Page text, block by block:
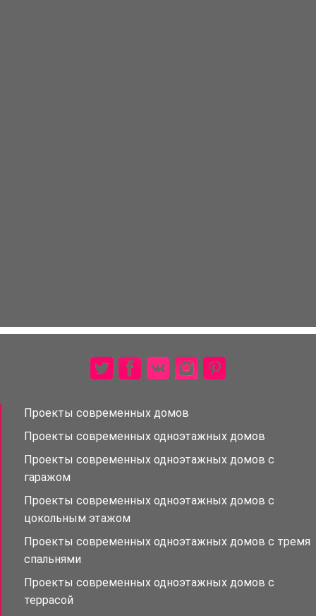
Проекты современных домов
Проекты современных одноэтажных домов
Проекты современных одноэтажных домов с
гаражом
Проекты современных одноэтажных домов с
цокольным этажом
Проекты современных одноэтажных домов с тремя
спальнями
Проекты современных одноэтажных домов с
террасой